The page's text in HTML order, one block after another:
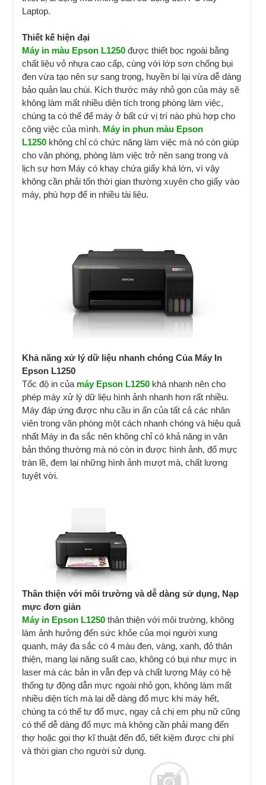
Laptop.
Thiết kế hiện đại
Máy in màu Epson L1250 được thiết bọc ngoài bằng
chất liệu vỏ nhựa cao cấp, cùng với lớp sơn chống bụi
đen vừa tạo nên sự sang trọng, huyền bí lại vừa dễ dàng
bảo quản lau chùi. Kích thước máy nhỏ gọn của máy sẽ
không làm mất nhiều diện tích trong phòng làm việc,
chúng ta có thể để máy ở bất cứ vị trí nào phù hợp cho
công việc của mình. Máy in phun màu Epson
L1250 không chỉ có chức năng làm việc mà nó còn giúp
cho văn phòng, phòng làm việc trở nên sang trong và
lịch sự hơn Máy có khay chứa giấy khá lớn, vì vậy
không cần phải tốn thời gian thường xuyên cho giấy vào
máy, phù hợp để in nhiều tài liệu.
Khả năng xử lý dữ liệu nhanh chóng Của Máy In
Epson L1250
Tốc độ in của máy Epson L1250 khá nhanh nên cho
phép máy xử lý dữ liệu hình ảnh nhanh hơn rất nhiều.
Máy đáp ứng được nhu cầu in ấn của tất cả các nhân
viên trong văn phòng một cách nhanh chóng và hiệu quả
nhất Máy in đa sắc nên không chỉ có khả năng in văn
bản thông thường mà nó còn in được hình ảnh, đổ mực
tràn lề, đem lại những hình ảnh mượt mà, chất lượng
tuyệt vời.
Thân thiện với môi trường và dễ dàng sử dụng, Nạp
mực đơn giản
Máy in Epson L1250 thân thiện với môi trường, không
làm ảnh hưởng đến sức khỏe của mọi người xung
quanh, máy đa sắc có 4 màu đen, vàng, xanh, đỏ thân
thiện, mang lại năng suất cao, không có bụi như mực in
laser mà các bản in vẫn đẹp và chất lượng Máy có hệ
thống tự động dẫn mực ngoài nhỏ gọn, không làm mất
nhiều diện tích mà lại dễ dàng đổ mực khi máy hết,
chúng ta có thể tự đổ mực, ngay cả chị em phụ nữ cũng
có thể dễ dàng đổ mực mà không cần phải mang đến
thợ hoặc gọi thợ kĩ thuật đến đổ, tiết kiệm được chi phí
và thời gian cho người sử dụng.